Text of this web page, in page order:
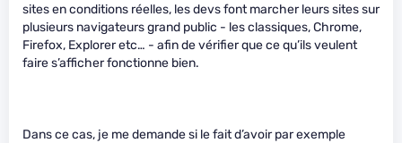
sites en conditions réelles, les devs font marcher leurs sites sur
plusieurs navigateurs grand public - les classiques, Chrome,
Firefox, Explorer etc… - afin de vérifier que ce qu’ils veulent
faire s’afficher fonctionne bien.
Dans ce cas, je me demande si le fait d’avoir par exemple